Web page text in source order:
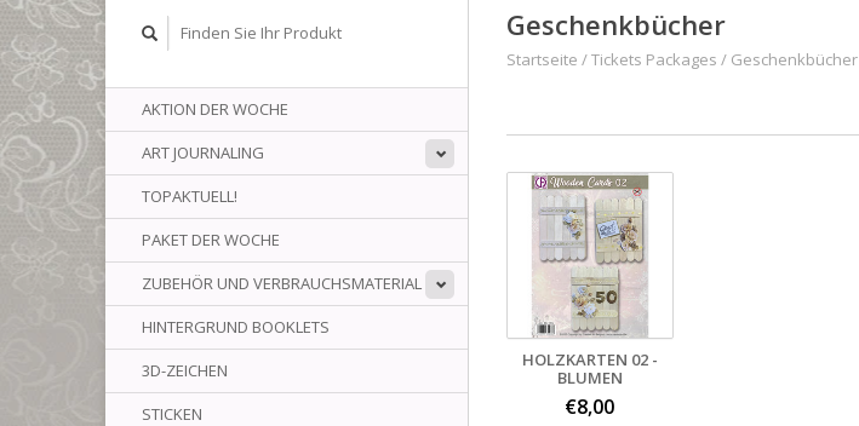
AKTION DER WOCHE
ART JOURNALING
TOPAKTUELL!
PAKET DER WOCHE
ZUBEHÖR UND VERBRAUCHSMATERIAL
HINTERGRUND BOOKLETS
3D-ZEICHEN
STICKEN
Geschenkbücher
Startseite /Tickets Packages / Geschenkbücher
HOLZKARTEN 02 -
BLUMEN
€8,00